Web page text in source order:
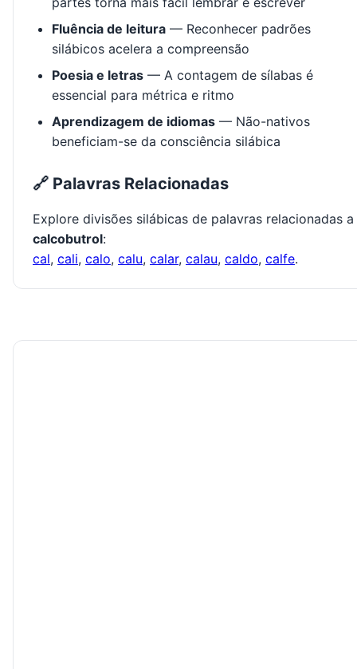
Fluência de leitura — Reconhecer padrões
silábicos acelera a compreensão
Poesia e letras — A contagem de sílabas é
essencial para métrica e ritmo
Aprendizagem de idiomas — Não-nativos
beneficiam-se da consciência silábica
🔗 Palavras Relacionadas
Explore divisões silábicas de palavras relacionadas a
calcobutrol:
cal, cali, calo, calu, calar, calau, caldo, calfe.